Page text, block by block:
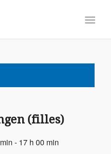
(filles)
- 17 h 00 min